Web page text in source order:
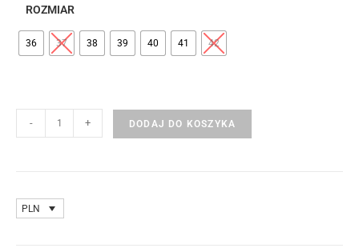
ROZMIAR
36 37 38 39 40 41 42
- + DODAJ DO KOSZYKA
PLN